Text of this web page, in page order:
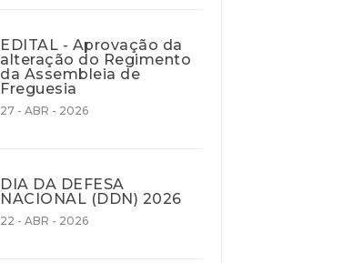
EDITAL - Aprovação da
alteração do Regimento
da Assembleia de
Freguesia
27 - ABR - 2026
DIA DA DEFESA
NACIONAL (DDN) 2026
22 - ABR - 2026